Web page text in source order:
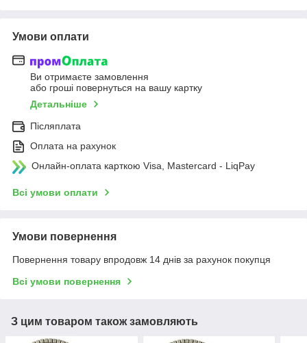
Умови оплати
Ви отримаєте замовлення
або гроші повернуться на вашу картку
Детальніше
Післяплата
Оплата на рахунок
Онлайн-оплата карткою Visa, Mastercard - LiqPay
Всі умови оплати
Умови повернення
Повернення товару впродовж 14 днів за рахунок покупця
Всі умови повернення
З цим товаром також замовляють